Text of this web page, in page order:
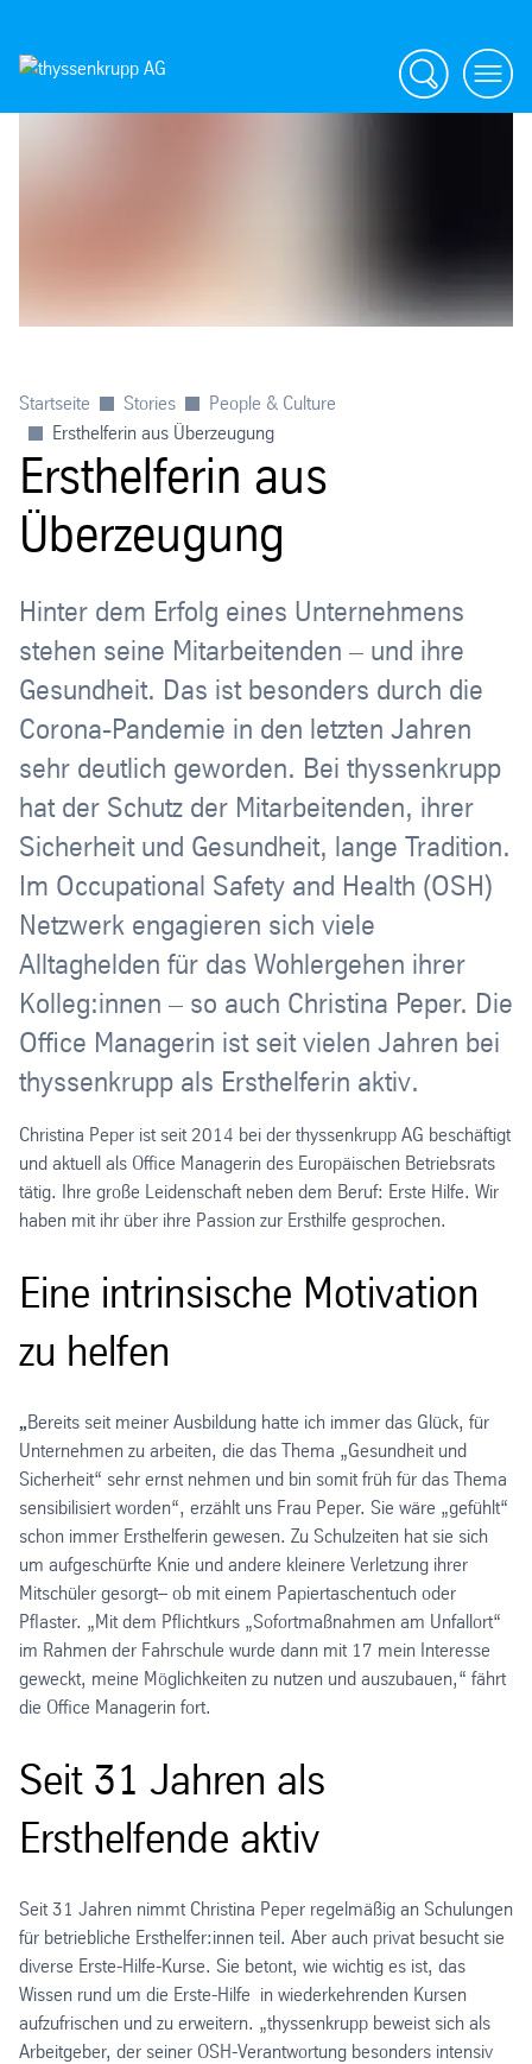
Suche menü
Startseite Stories
People & Culture
Ersthelferin aus Überzeugung
Ersthelferin aus
Überzeugung
Hinter dem Erfolg eines Unternehmens
stehen seine Mitarbeitenden – und ihre
Gesundheit. Das ist besonders durch die
Corona-Pandemie in den letzten Jahren
sehr deutlich geworden. Bei thyssenkrupp
hat der Schutz der Mitarbeitenden, ihrer
Sicherheit und Gesundheit, lange Tradition.
Im Occupational Safety and Health (OSH)
Netzwerk engagieren sich viele
Alltaghelden für das Wohlergehen ihrer
Kolleg:innen – so auch Christina Peper. Die
Office Managerin ist seit vielen Jahren bei
thyssenkrupp als Ersthelferin aktiv.
Christina Peper ist seit 2014 bei der thyssenkrupp AG beschäftigt
und aktuell als Office Managerin des Europäischen Betriebsrats
tätig. Ihre große Leidenschaft neben dem Beruf: Erste Hilfe. Wir
haben mit ihr über ihre Passion zur Ersthilfe gesprochen.
Eine intrinsische Motivation
zu helfen
„Bereits seit meiner Ausbildung hatte ich immer das Glück, für
Unternehmen zu arbeiten, die das Thema „Gesundheit und
Sicherheit“ sehr ernst nehmen und bin somit früh für das Thema
sensibilisiert worden“, erzählt uns Frau Peper. Sie wäre „gefühlt“
schon immer Ersthelferin gewesen. Zu Schulzeiten hat sie sich
um aufgeschürfte Knie und andere kleinere Verletzung ihrer
Mitschüler gesorgt– ob mit einem Papiertaschentuch oder
Pflaster. „Mit dem Pflichtkurs „Sofortmaßnahmen am Unfallort“
im Rahmen der Fahrschule wurde dann mit 17 mein Interesse
geweckt, meine Möglichkeiten zu nutzen und auszubauen,“ fährt
die Office Managerin fort.
Seit 31 Jahren als
Ersthelfende aktiv
Seit 31 Jahren nimmt Christina Peper regelmäßig an Schulungen
für betriebliche Ersthelfer:innen teil. Aber auch privat besucht sie
diverse Erste-Hilfe-Kurse. Sie betont, wie wichtig es ist, das
Wissen rund um die Erste-Hilfe in wiederkehrenden Kursen
aufzufrischen und zu erweitern. „thyssenkrupp beweist sich als
Arbeitgeber, der seiner OSH-Verantwortung besonders intensiv